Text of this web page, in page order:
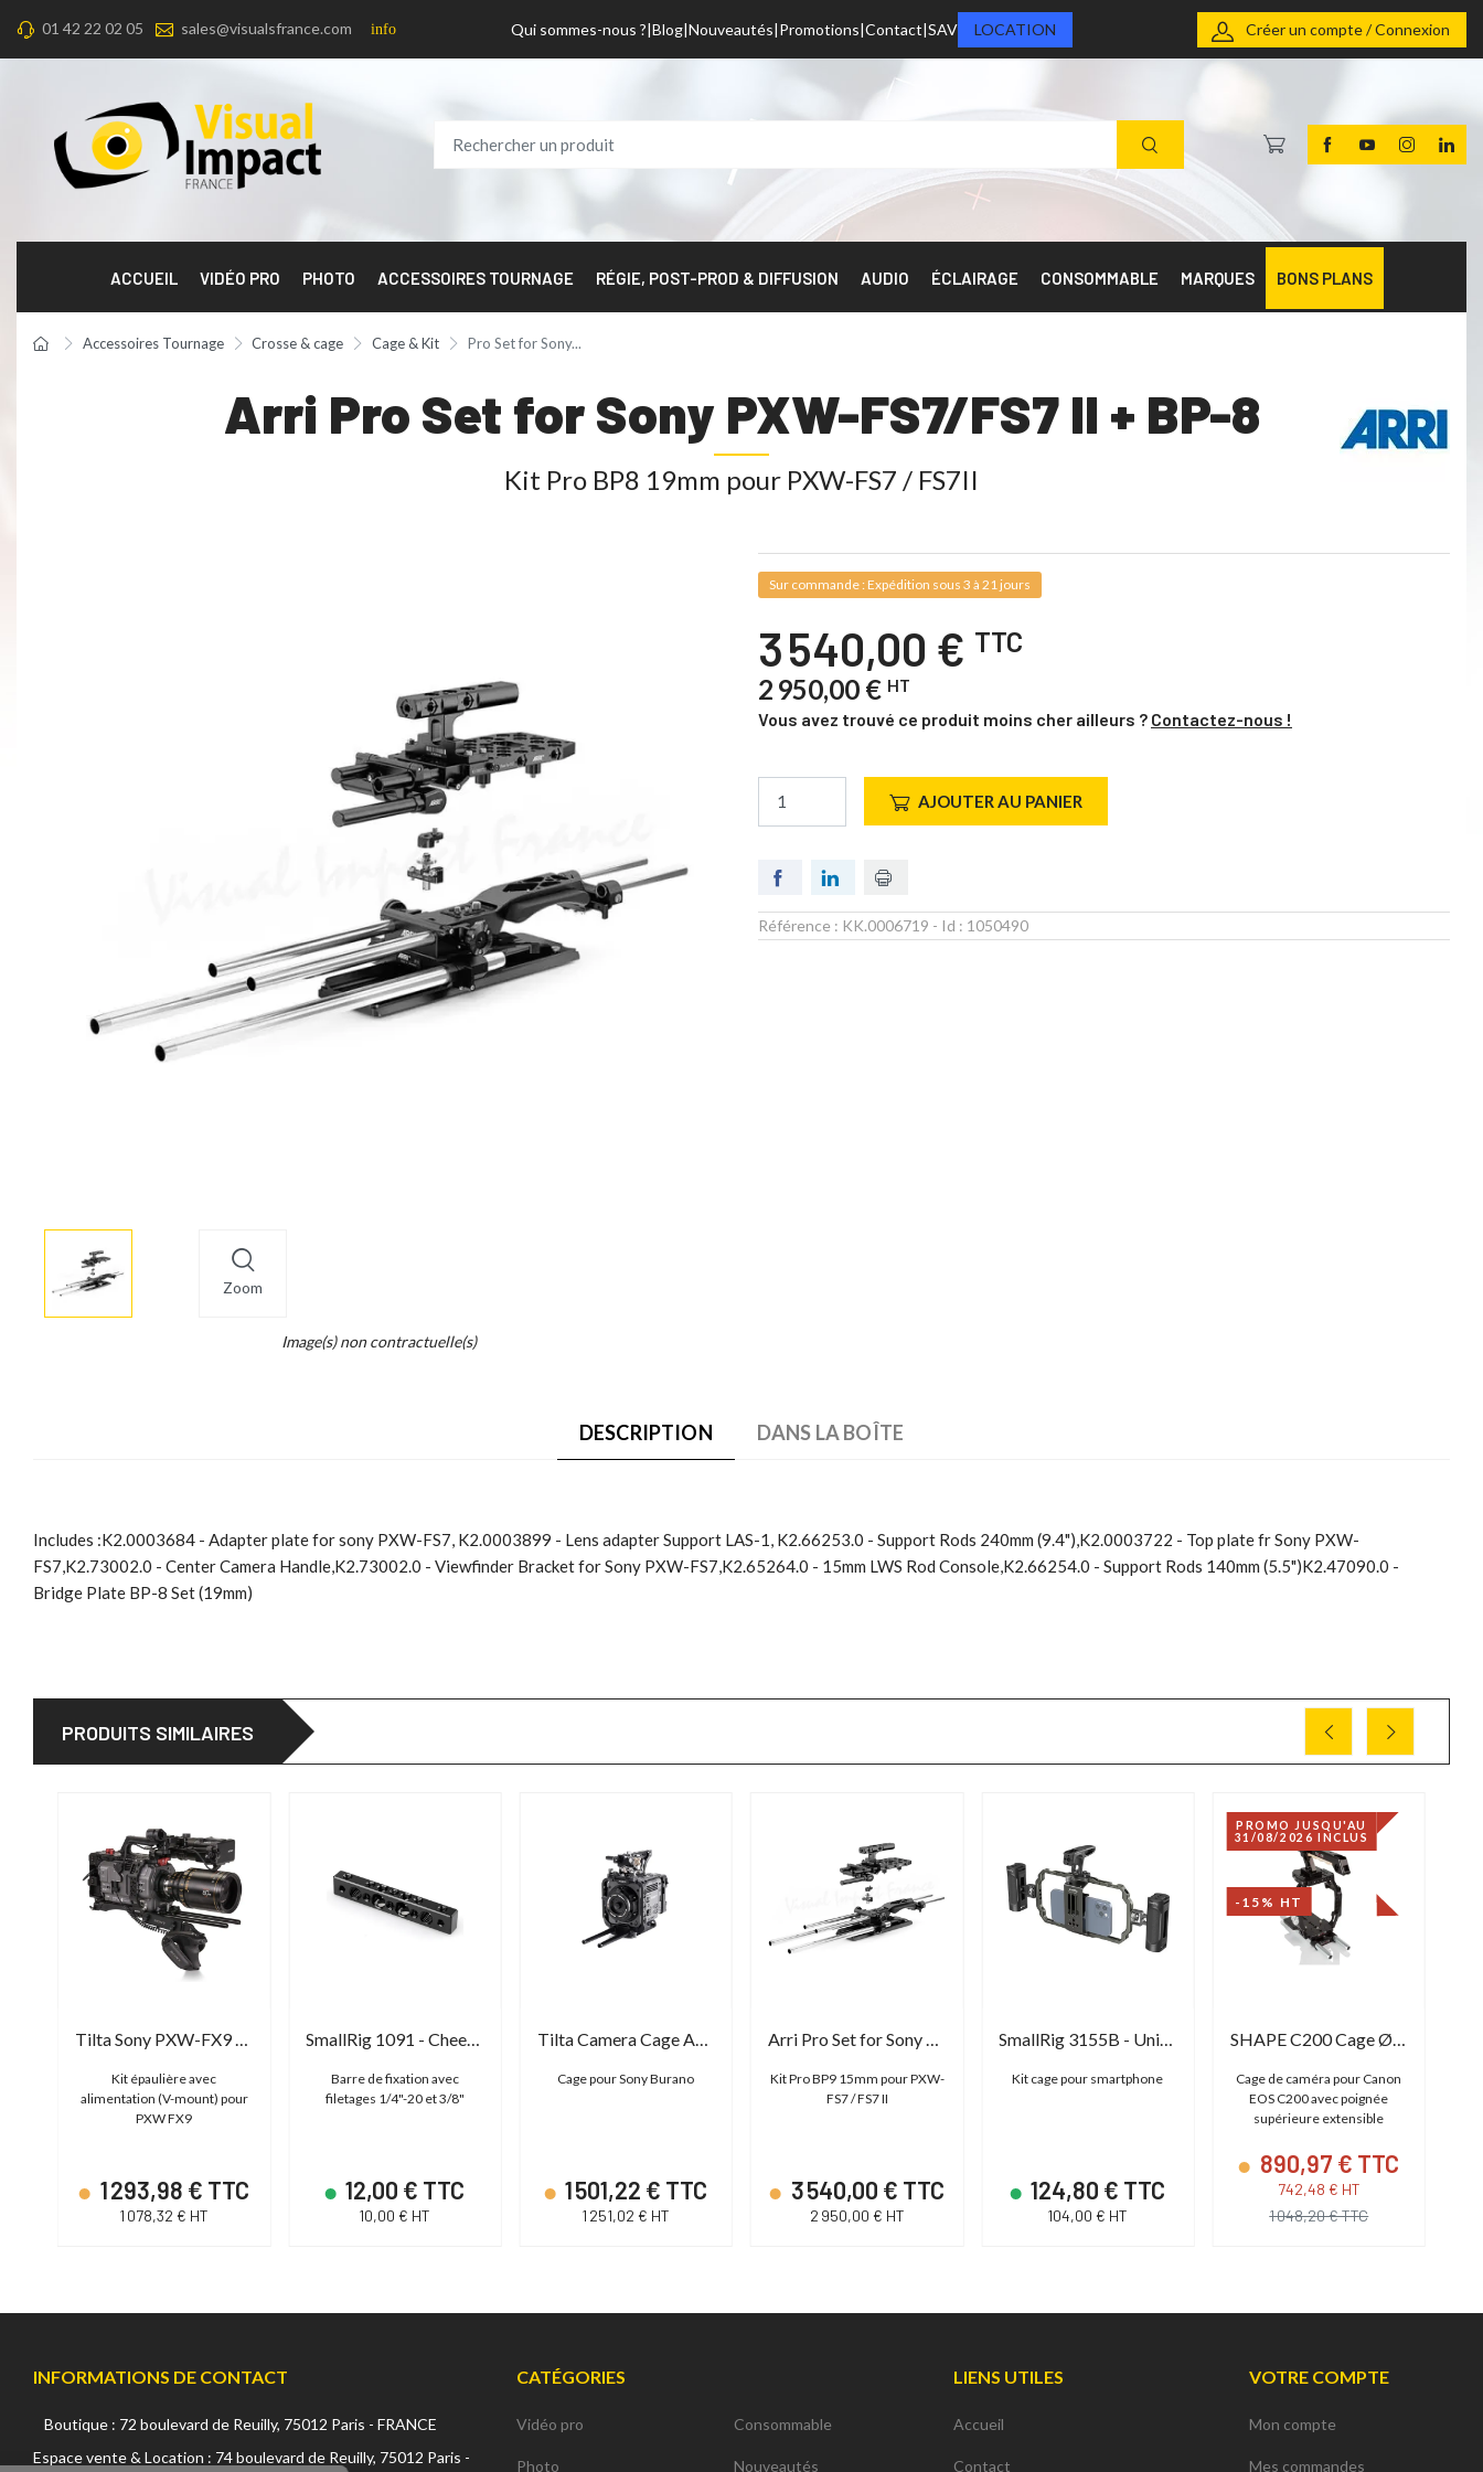
01 42 22 02 05 sales@visualsfrance.com info Qui sommes-nous ? Blog Nouveautés Promotions Contact SAV LOCATION Créer un compte / Connexion
ACCUEIL VIDÉO PRO PHOTO ACCESSOIRES TOURNAGE RÉGIE, POST-PROD & DIFFUSION AUDIO ÉCLAIRAGE CONSOMMABLE MARQUES BONS PLANS
Accessoires Tournage Crosse & cage Cage & Kit Pro Set for Sony...
Arri Pro Set for Sony PXW-FS7/FS7 II + BP-8
Kit Pro BP8 19mm pour PXW-FS7 / FS7II
Zoom
More
info
Image(s) non contractuelle(s)
Sur commande : Expédition sous 3 à 21 jours
3 540,00 € TTC
2 950,00 € HT
Vous avez trouvé ce produit moins cher ailleurs ? Contactez-nous !
AJOUTER AU PANIER
Référence : KK.0006719 - Id : 1050490
DESCRIPTION DANS LA BOÎTE
Includes :K2.0003684 - Adapter plate for sony PXW-FS7, K2.0003899 - Lens adapter Support LAS-1, K2.66253.0 - Support Rods 240mm (9.4"),K2.0003722 - Top plate fr Sony PXW-
FS7,K2.73002.0 - Center Camera Handle,K2.73002.0 - Viewfinder Bracket for Sony PXW-FS7,K2.65264.0 - 15mm LWS Rod Console,K2.66254.0 - Support Rods 140mm (5.5")K2.47090.0 -
Bridge Plate BP-8 Set (19mm)
PRODUITS SIMILAIRES
Tilta Sony PXW-FX9 Camera Cage
Kit épaulière avec
alimentation (V-mount) pour
PXW FX9
1 293,98 € TTC
1 078,32 € HT
SmallRig 1091 - Cheese Bar with 1/4 and 3/8"
Barre de fixation avec
filetages 1/4"-20 et 3/8"
12,00 € TTC
10,00 € HT
Tilta Camera Cage Advanced Kit pour Sony Burano
Cage pour Sony Burano
1 501,22 € TTC
1 251,02 € HT
Arri Pro Set for Sony PXW-FS7/FS7 II + BP-9
Kit Pro BP9 15mm pour PXW-
FS7 / FS7 II
3 540,00 € TTC
2 950,00 € HT
SmallRig 3155B - Universal Mobile Phone Handheld Video Rig Kit
Kit cage pour smartphone
124,80 € TTC
104,00 € HT
PROMO JUSQU'AU
31/08/2026 INCLUS
-15% HT
SHAPE C200 Cage Ø15mm LW Rod
Cage de caméra pour Canon
EOS C200 avec poignée
supérieure extensible
890,97 € TTC
742,48 € HT
1 048,20 € TTC
INFORMATIONS DE CONTACT
Boutique : 72 boulevard de Reuilly, 75012 Paris - FRANCE
Espace vente & Location : 74 boulevard de Reuilly, 75012 Paris -
CATÉGORIES
Vidéo pro
Photo
Consommable
Nouveautés
LIENS UTILES
Accueil
Contact
VOTRE COMPTE
Mon compte
Mes commandes